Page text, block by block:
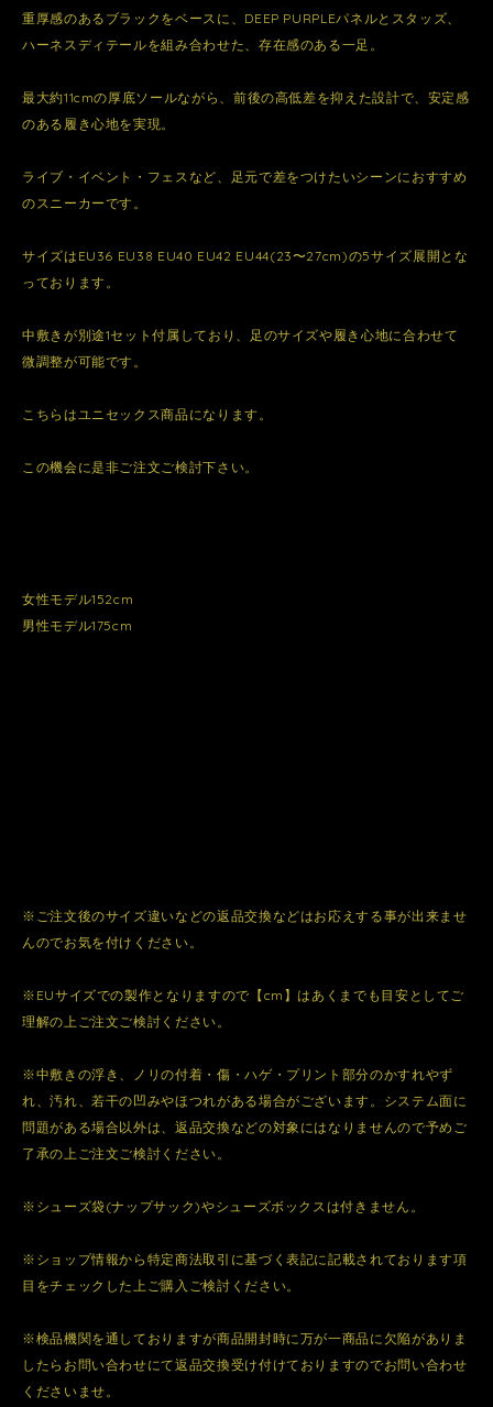
重厚感のあるブラックをベースに、DEEP PURPLEパネルとスタッズ、
ハーネスディテールを組み合わせた、存在感のある一足。
最大約11cmの厚底ソールながら、前後の高低差を抑えた設計で、安定感
のある履き心地を実現。
ライブ・イベント・フェスなど、足元で差をつけたいシーンにおすすめ
のスニーカーです。
サイズはEU36 EU38 EU40 EU42 EU44(23〜27cm)の5サイズ展開とな
っております。
中敷きが別途1セット付属しており、足のサイズや履き心地に合わせて
微調整が可能です。
こちらはユニセックス商品になります。
この機会に是非ご注文ご検討下さい。
女性モデル152cm
男性モデル175cm
※ご注文後のサイズ違いなどの返品交換などはお応えする事が出来ませ
んのでお気を付けください。
※EUサイズでの製作となりますので【cm】はあくまでも目安としてご
理解の上ご注文ご検討ください。
※中敷きの浮き、ノリの付着・傷・ハゲ・プリント部分のかすれやず
れ、汚れ、若干の凹みやほつれがある場合がございます。システム面に
問題がある場合以外は、返品交換などの対象にはなりませんので予めご
了承の上ご注文ご検討ください。
※シューズ袋(ナップサック)やシューズボックスは付きません。
※ショップ情報から特定商法取引に基づく表記に記載されております項
目をチェックした上ご購入ご検討ください。
※検品機関を通しておりますが商品開封時に万が一商品に欠陥がありま
したらお問い合わせにて返品交換受け付けておりますのでお問い合わせ
くださいませ。